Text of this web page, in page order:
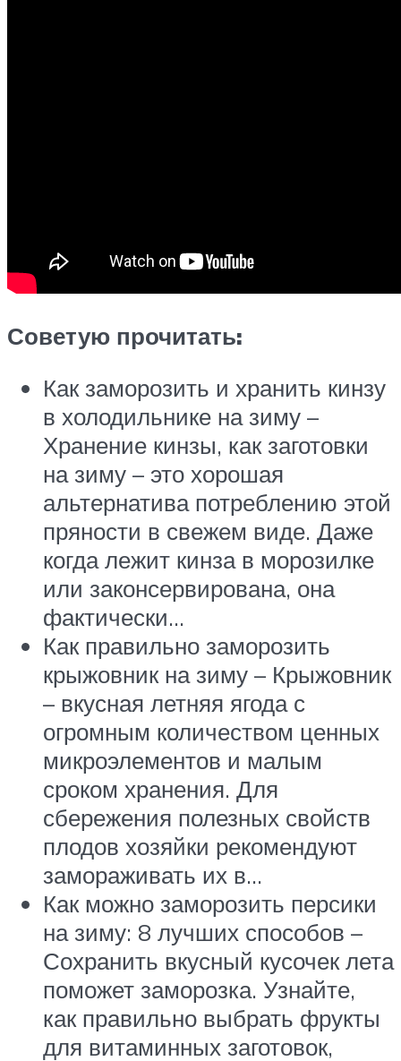
Советую прочитать:
Как заморозить и хранить кинзу
в холодильнике на зиму –
Хранение кинзы, как заготовки
на зиму – это хорошая
альтернатива потреблению этой
пряности в свежем виде. Даже
когда лежит кинза в морозилке
или законсервирована, она
фактически…
Как правильно заморозить
крыжовник на зиму – Крыжовник
– вкусная летняя ягода с
огромным количеством ценных
микроэлементов и малым
сроком хранения. Для
сбережения полезных свойств
плодов хозяйки рекомендуют
замораживать их в…
Как можно заморозить персики
на зиму: 8 лучших способов –
Сохранить вкусный кусочек лета
поможет заморозка. Узнайте,
как правильно выбрать фрукты
для витаминных заготовок,